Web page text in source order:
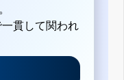
貫して関われ